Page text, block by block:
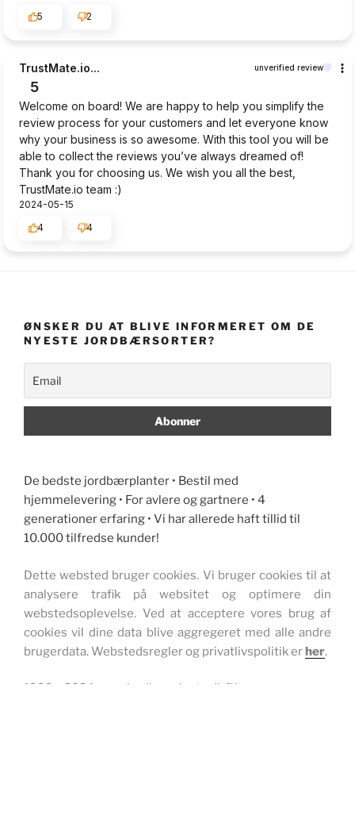
5
2
TrustMate.io... unverified review
5
Welcome on board! We are happy to help you simplify the
review process for your customers and let everyone know
why your business is so awesome. With this tool you will be
able to collect the reviews you’ve always dreamed of!
Thank you for choosing us. We wish you all the best,
TrustMate.io team :)
2024-05-15
4
4
ØNSKER DU AT BLIVE INFORMERET OM DE
NYESTE JORDBÆRSORTER?
De bedste jordbærplanter • Bestil med
hjemmelevering • For avlere og gartnere • 4
generationer erfaring • Vi har allerede haft tillid til
10.000 tilfredse kunder!
Dette websted bruger cookies. Vi bruger cookies til at
analysere trafik på websitet og optimere din
webstedsoplevelse. Ved at acceptere vores brug af
cookies vil dine data blive aggregeret med alle andre
brugerdata. Webstedsregler og privatlivspolitik erher.
1999 – 2024 www.jordbærplante.dk ™